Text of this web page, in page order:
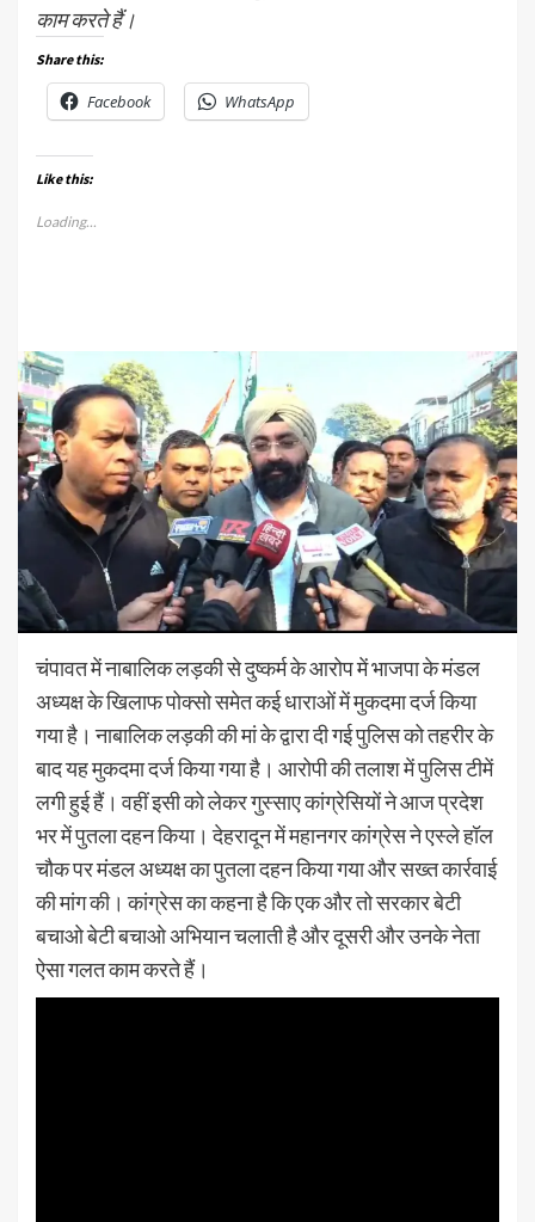
काम करते हैं।
Share this:
Facebook WhatsApp
Like this:
Loading...
चंपावत में नाबालिक लड़की से दुष्कर्म के आरोप में भाजपा के मंडल
अध्यक्ष के खिलाफ पोक्सो समेत कई धाराओं में मुकदमा दर्ज किया
गया है। नाबालिक लड़की की मां के द्वारा दी गई पुलिस को तहरीर के
बाद यह मुकदमा दर्ज किया गया है। आरोपी की तलाश में पुलिस टीमें
लगी हुई हैं। वहीं इसी को लेकर गुस्साए कांग्रेसियों ने आज प्रदेश
भर में पुतला दहन किया। देहरादून में महानगर कांग्रेस ने एस्ले हॉल
चौक पर मंडल अध्यक्ष का पुतला दहन किया गया और सख्त कार्रवाई
की मांग की। कांग्रेस का कहना है कि एक और तो सरकार बेटी
बचाओ बेटी बचाओ अभियान चलाती है और दूसरी और उनके नेता
ऐसा गलत काम करते हैं।